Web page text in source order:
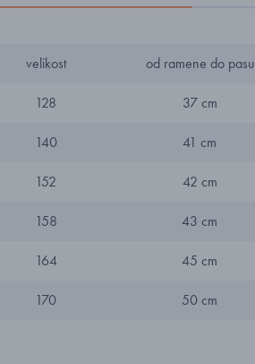
velikost od ramene do pasu
128 37 cm
140 41 cm
152 42 cm
158 43 cm
164 45 cm
170 50 cm